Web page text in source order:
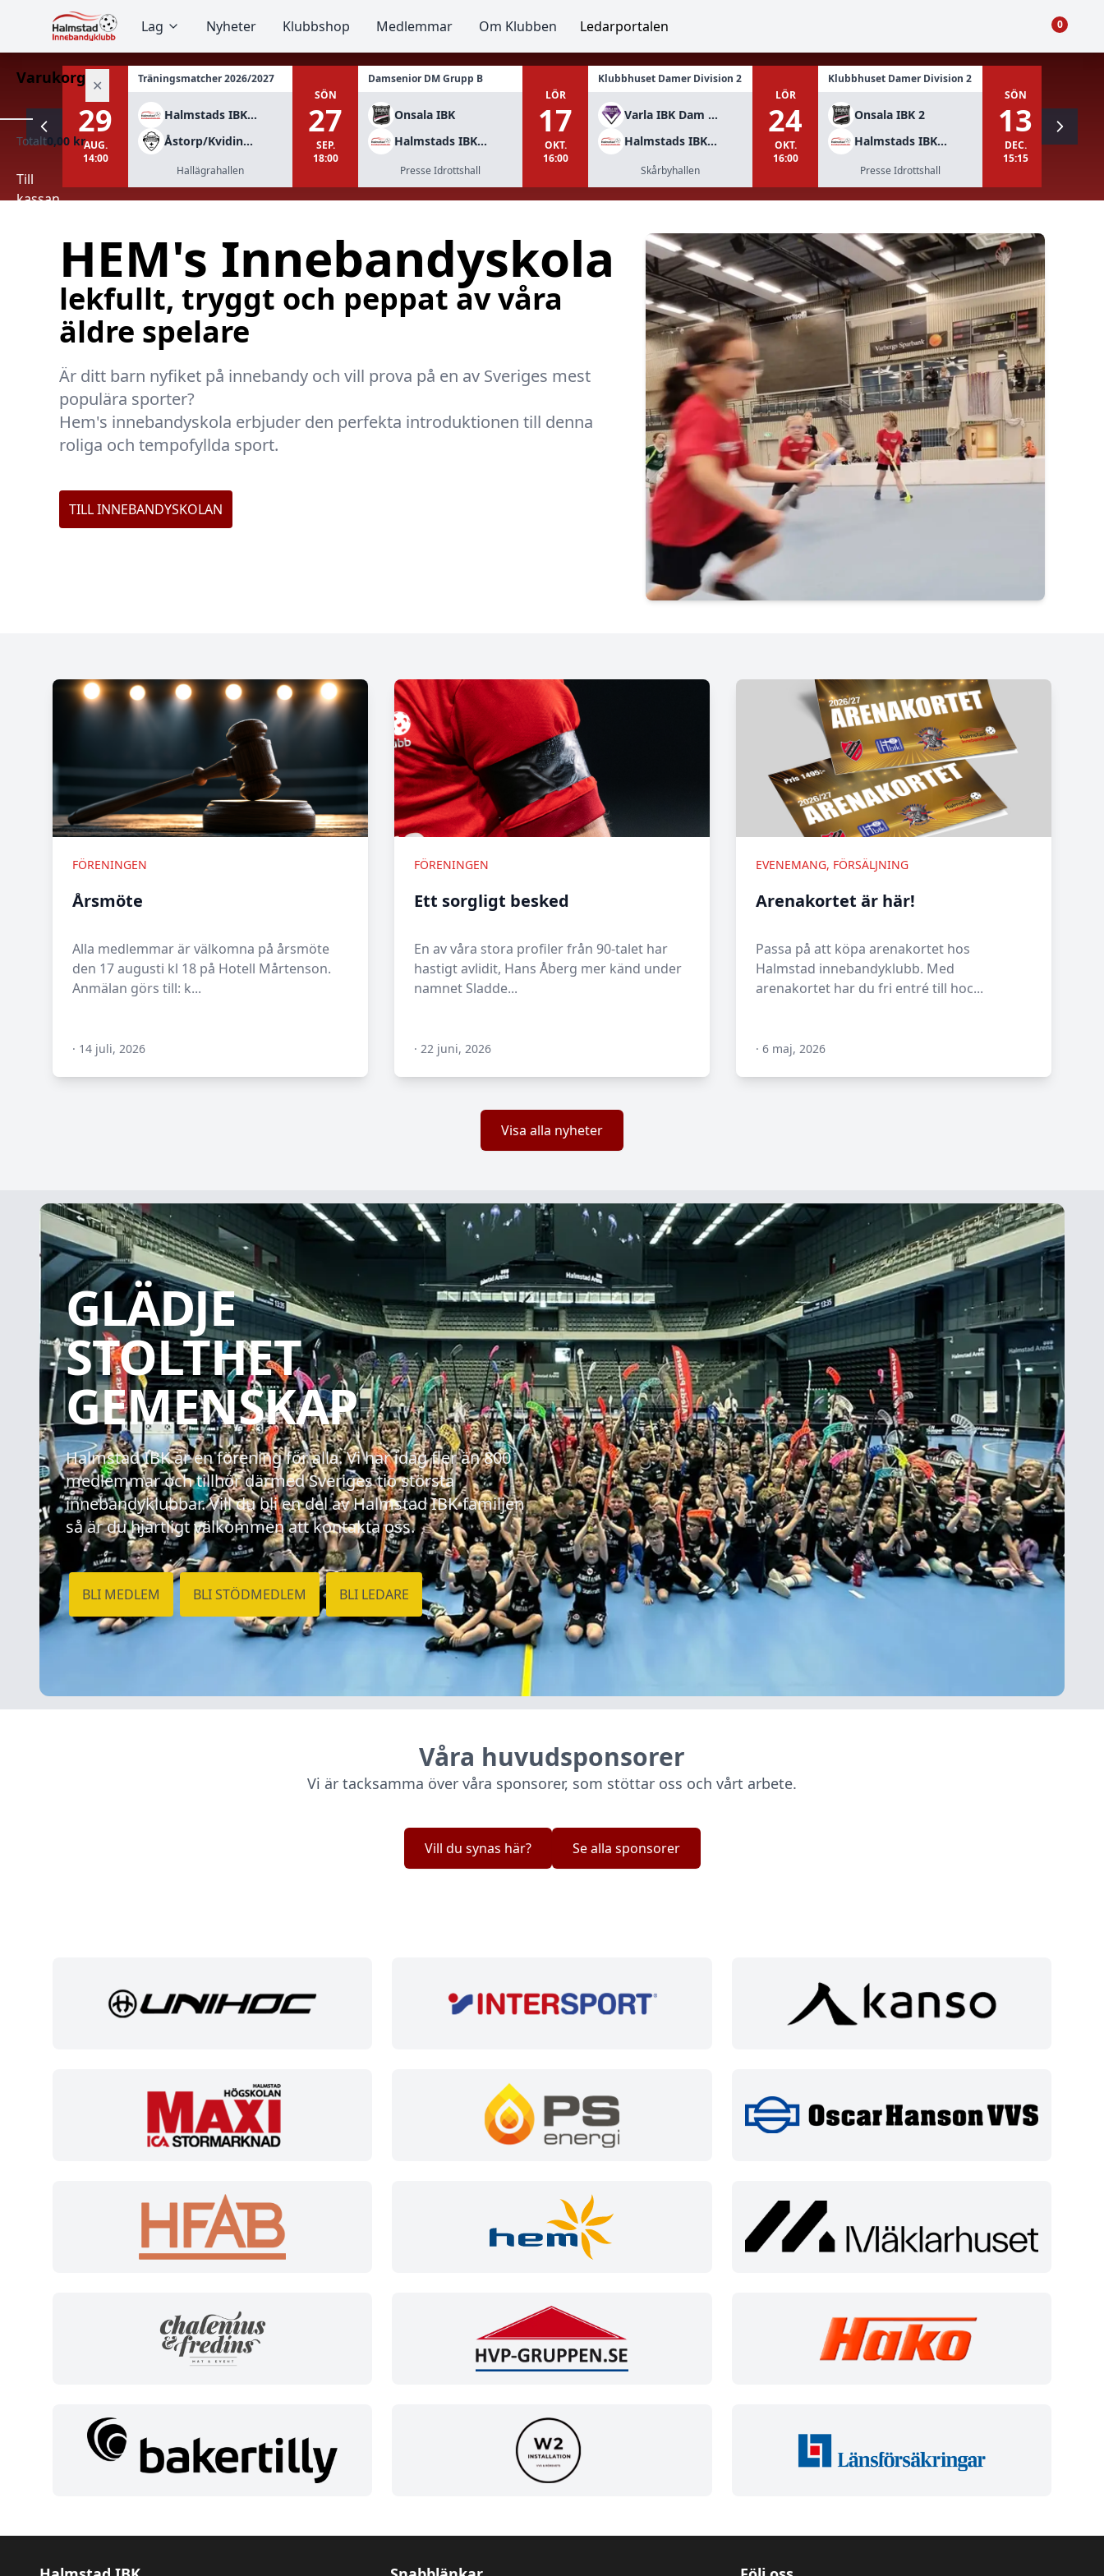
Lag Nyheter Klubbshop Medlemmar Om Klubben Ledarportalen 0
Varukorg ✕
Varukorgen
tom.
Totalt0,00 kr
Till
kassan
29
AUG.
14:00
Träningsmatcher 2026/2027
Halmstads IBK Div 2
Åstorp/Kvidinge IBS Herr div 1
Hallägrahallen
SÖN
27
SEP.
18:00
Damsenior DM Grupp B
Onsala IBK
Halmstads IBK Dam A
Presse Idrottshall
LÖR
17
OKT.
16:00
Klubbhuset Damer Division 2
Varla IBK Dam div 2
Halmstads IBK Dam
Skårbyhallen
LÖR
24
OKT.
16:00
Klubbhuset Damer Division 2
Onsala IBK 2
Halmstads IBK Dam
Presse Idrottshall
SÖN
13
DEC.
15:15
HEM's Innebandyskola
lekfullt, tryggt och peppat av våra
äldre spelare
Är ditt barn nyfiket på innebandy och vill prova på en av Sveriges mest
populära sporter?
Hem's innebandyskola erbjuder den perfekta introduktionen till denna
roliga och tempofyllda sport.
TILL INNEBANDYSKOLAN
FÖRENINGEN
Årsmöte
Alla medlemmar är välkomna på årsmöte
den 17 augusti kl 18 på Hotell Mårtenson.
Anmälan görs till: k...
· 14 juli, 2026
FÖRENINGEN
Ett sorgligt besked
En av våra stora profiler från 90-talet har
hastigt avlidit, Hans Åberg mer känd under
namnet Sladde...
· 22 juni, 2026
EVENEMANG, FÖRSÄLJNING
Arenakortet är här!
Passa på att köpa arenakortet hos
Halmstad innebandyklubb. Med
arenakortet har du fri entré till hoc...
· 6 maj, 2026
Visa alla nyheter
GLÄDJE
STOLTHET
GEMENSKAP
Halmstad IBK är en förening för alla. Vi har idag fler än 800
medlemmar och tillhör därmed Sveriges tio största
innebandyklubbar. Vill du bli en del av Halmstad IBK-familjen
så är du hjärtligt välkommen att kontakta oss.
BLI MEDLEM BLI STÖDMEDLEM BLI LEDARE
Våra huvudsponsorer
Vi är tacksamma över våra sponsorer, som stöttar oss och vårt arbete.
Vill du synas här? Se alla sponsorer